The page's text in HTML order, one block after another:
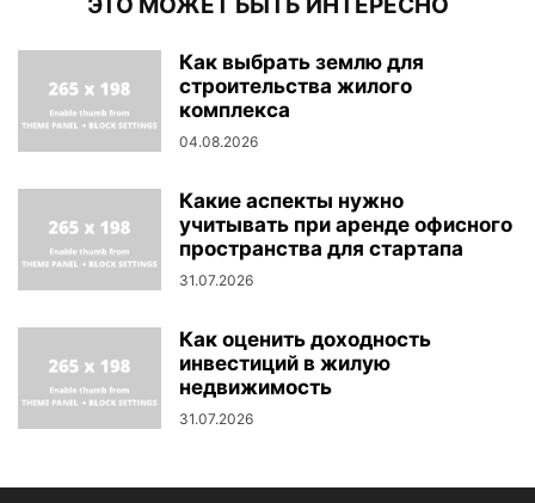
ЭТО МОЖЕТ БЫТЬ ИНТЕРЕСНО
Как выбрать землю для
строительства жилого
комплекса
04.08.2026
Какие аспекты нужно
учитывать при аренде офисного
пространства для стартапа
31.07.2026
Как оценить доходность
инвестиций в жилую
недвижимость
31.07.2026